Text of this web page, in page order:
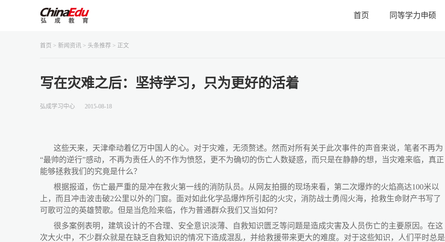
首页 同等学力申硕
首页 > 新闻资讯 > 头条推荐 > 正文
写在灾难之后：坚持学习，只为更好的活着
弘成学习中心 2015-08-18
这些天来，天津牵动着亿万中国人的心。对于灾难，无须赘述。然而对所有关于此次事件的声音来说，笔者不再为
“最帅的逆行”感动，不再为责任人的不作为愤怒，更不为确切的伤亡人数疑惑，而只是在静静的想，当灾难来临，真正
能够拯救我们的究竟是什么？
根据报道，伤亡最严重的是冲在救火第一线的消防队员。从网友拍摄的现场来看，第二次爆炸的火焰高达100米以
上，而且冲击波击破2公里以外的门窗。面对如此化学品爆炸所引起的火灾，消防战士勇闯火海，抢救生命财产书写了
可歌可泣的英雄赞歌。但是当危险来临，作为普通群众我们又当如何？
很多案例表明，建筑设计的不合理、安全意识淡薄、自救知识匮乏等问题是造成灾害及人员伤亡的主要原因。在这
次大火中，不少群众就是在缺乏自救知识的情况下造成混乱，并给救援带来更大的难度。对于这些知识，人们平时总是